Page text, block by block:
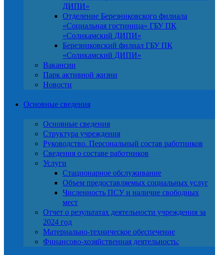
ДИПИ»
Отделение Березниковского филиала
«Социальная гостиница» ГБУ ПК
«Соликамский ДИПИ»
Березниковский филиал ГБУ ПК
«Соликамский ДИПИ»
Вакансии
Парк активной жизни
Новости
Основные сведения
Основные сведения
Структура учреждения
Руководство. Персональный состав работников
Сведения о составе работников
Услуги
Стационарное обслуживание
Объем предоставляемых социальных услуг
Численность ПСУ и наличие свободных
мест
Отчет о результатах деятельности учреждения за
2024 год
Материально-техническое обеспечение
Финансово-хозяйственная деятельность: